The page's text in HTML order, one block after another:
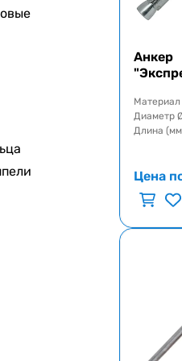
Анкер
Материал
Диаметр
Длина
Цена